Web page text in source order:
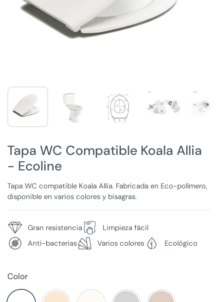
Tapa WC Compatible Koala Allia
- Ecoline
Tapa WC compatible Koala Allia. Fabricada en Eco-polímero,
disponible en varios colores y bisagras.
Gran resistencia
Limpieza fácil
Anti-bacterias
Varios colores Ecológico
Color